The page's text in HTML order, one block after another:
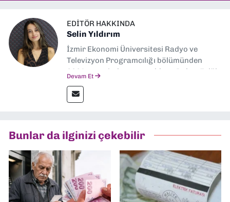
EDITÖR HAKKINDA
Selin Yıldırım
İzmir Ekonomi Üniversitesi Radyo ve
Televizyon Programcılığı bölümünden
2024 senesinde mezun oldum. Dokuz Eylül
editörlük görevini de üstleniyorum.
Devam Et
Bunlar da ilginizi çekebilir